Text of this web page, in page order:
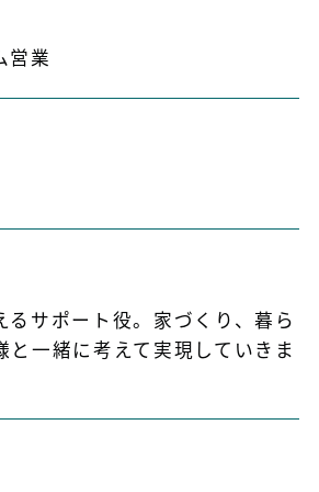
営業
るサポート役。家づくり、暮ら
と一緒に考えて実現していきま